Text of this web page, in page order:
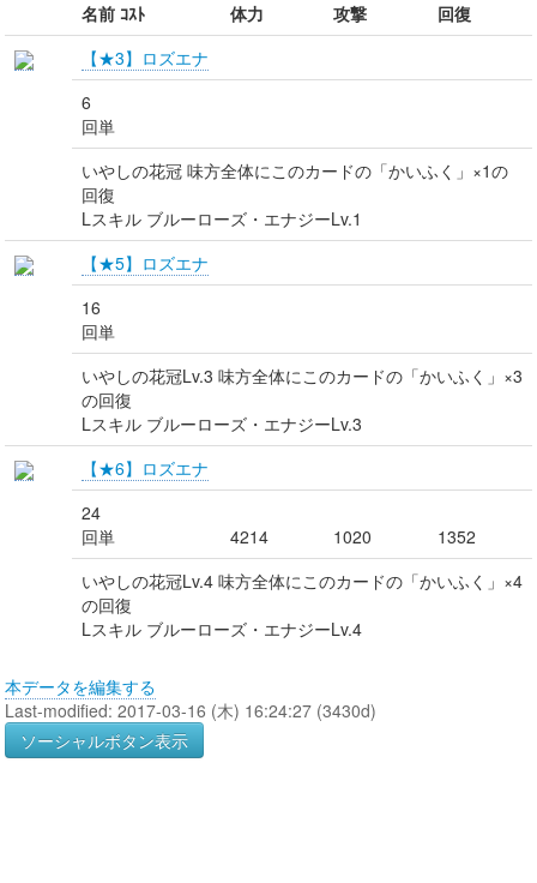
名前 ｺｽﾄ 体力 攻撃
回復
【★3】ロズエナ
6
回単
いやしの花冠 味方全体にこのカードの「かいふく」×1の
回復
Lスキル ブルーローズ・エナジーLv.1
【★5】ロズエナ
16
回単
いやしの花冠Lv.3 味方全体にこのカードの「かいふく」×3
の回復
Lスキル ブルーローズ・エナジーLv.3
【★6】ロズエナ
24
回単
4214 1020
1352
いやしの花冠Lv.4 味方全体にこのカードの「かいふく」×4
の回復
Lスキル ブルーローズ・エナジーLv.4
本データを編集する
Last-modified: 2017-03-16 (木) 16:24:27 (3430d)
ソーシャルボタン表示